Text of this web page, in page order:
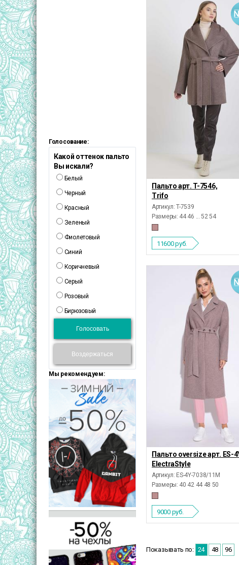
Голосование:
Какой оттенок пальто
Вы искали?
Белый
Черный
Красный
Зеленый
Фиолетовый
Синий
Коричневый
Серый
Розовый
Бирюзовый
Голосовать
Воздержаться
Мы рекомендуем:
Пальто арт. T-7546,
Trifo
Артикул: T-7539
Размеры: 44 46 ... 52 54
11600руб.
Пальто oversize арт. ES-
ElectraStyle
Артикул: ES-4Y-7038/11М
Размеры: 40 42 44 48 50
9000 руб.
Показывать по: 24 48 96